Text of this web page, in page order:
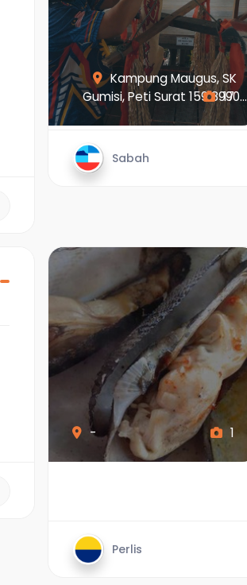
Kampung Maugus, SK
Gumisi, Peti Surat 159 8990...
17
Sabah
- 1
Perlis